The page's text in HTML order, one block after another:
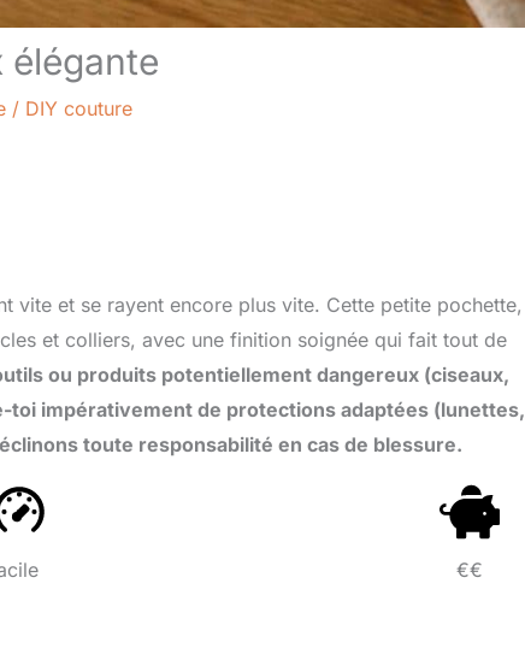
élégante
/ DIY couture
vite et se rayent encore plus vite. Cette petite pochette,
et colliers, avec une finition soignée qui fait tout de
ou produits potentiellement dangereux (ciseaux,
impérativement de protections adaptées (lunettes,
toute responsabilité en cas de blessure.
€€